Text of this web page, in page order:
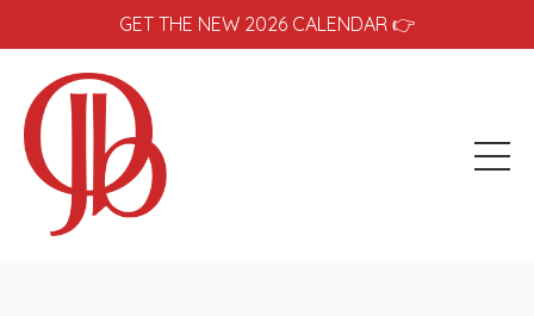
GET THE NEW 2026 CALENDAR 👉